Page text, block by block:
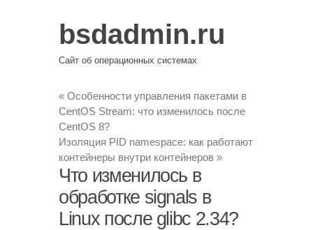
bsdadmin.ru
Сайт об операционных системах
« Особенности управления пакетами в
CentOS Stream: что изменилось после
CentOS 8?
Изоляция PID namespace: как работают
контейнеры внутри контейнеров »
Что изменилось в
обработке signals в
Linux после glibc 2.34?